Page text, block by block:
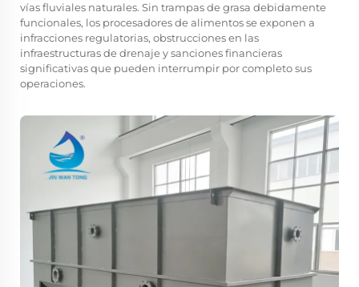
vías fluviales naturales. Sin trampas de grasa debidamente
funcionales, los procesadores de alimentos se exponen a
infracciones regulatorias, obstrucciones en las
infraestructuras de drenaje y sanciones financieras
significativas que pueden interrumpir por completo sus
operaciones.